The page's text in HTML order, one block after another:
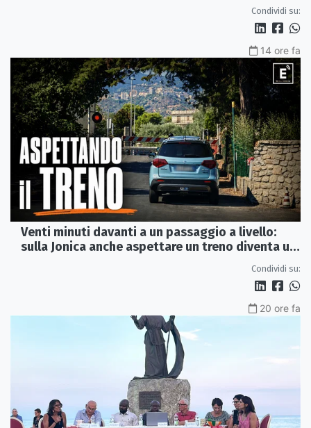
Condividi su:
14 ore fa
Venti minuti davanti a un passaggio a livello:
sulla Jonica anche aspettare un treno diventa un
Condividi su:
20 ore fa